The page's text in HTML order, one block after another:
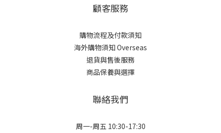
顧客服務
購物流程及付款須知
海外購物須知 Overseas
退貨與售後服務
商品保養與選擇
聯絡我們
周一-周五 10:30-17:30